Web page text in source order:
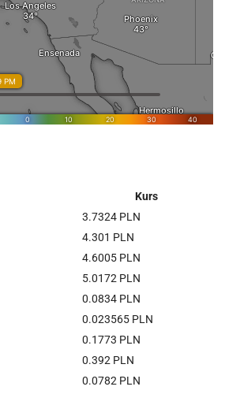
Kurs
3.7324 PLN
4.301 PLN
4.6005 PLN
5.0172 PLN
0.0834 PLN
0.023565 PLN
0.1773 PLN
0.392 PLN
0.0782 PLN